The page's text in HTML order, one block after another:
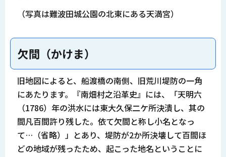
（写真は難波田城公園の北東にある天満宮）
欠間（かけま）
旧地図によると、船渡橋の南側、旧荒川堤防の一角
にあたります。『南畑村之沿革史』には、「天明六
（1786）年の洪水には東大久保二ケ所決潰し、其の
間凡百間許り残した。依て欠間と称し小名となっ
て…（省略）」とあり、堤防が2か所決壊して百間ほ
どの地域が残ったため、起こった地名ということに